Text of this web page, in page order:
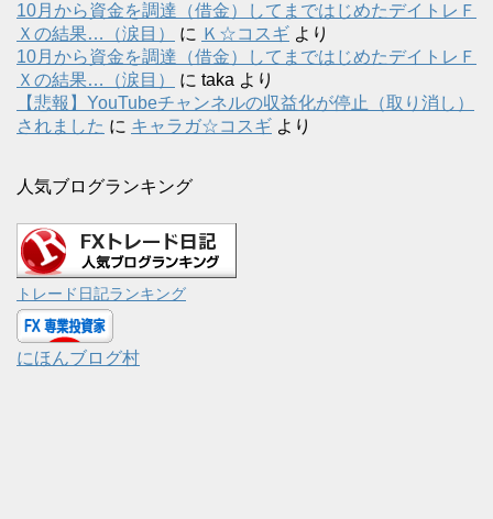
10月から資金を調達（借金）してまではじめたデイトレＦ
Ｘの結果…（涙目）
に Ｋ☆コスギ より
10月から資金を調達（借金）してまではじめたデイトレＦ
Ｘの結果…（涙目）
に taka より
【悲報】YouTubeチャンネルの収益化が停止（取り消し）
されました に キャラガ☆コスギ より
人気ブログランキング
トレード日記ランキング
にほんブログ村